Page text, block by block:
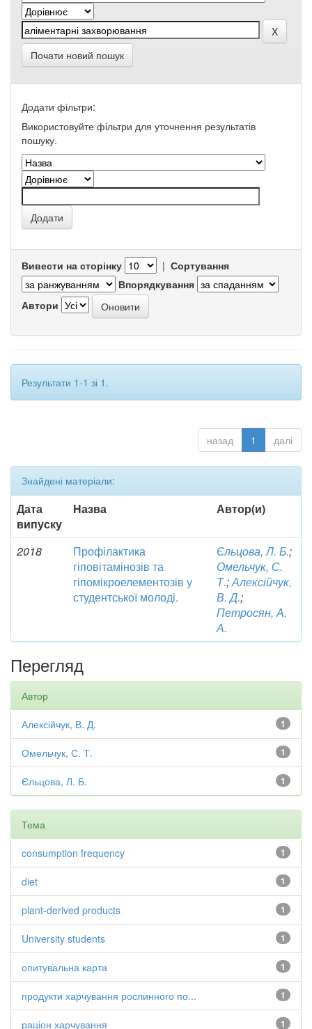
Почати новий пошук
Додати фільтри:
Використовуйте фільтри для уточнення результатів
пошуку.
Вивести на сторінку | Сортування
Впорядкування
Автори
Результати 1-1 зі 1.
назад 1 далі
Знайдені матеріали:
Дата
випуску
Назва Автор(и)
2018
Профілактика
гіповітамінозів та
гіпомікроелементозів у
студентської молоді.
Єльцова, Л. Б.;
Омельчук, С.
Т.;Алексійчук,
В. Д.;
Петросян, А.
А.
Перегляд
Автор
1
Алексійчук, В. Д.
1
Омельчук, С. Т.
1
Єльцова, Л. Б.
Тема
1
consumption frequency
1
diet
1
plant-derived products
1
University students
1
опитувальна карта
1
продукти харчування рослинного по...
1
раціон харчування